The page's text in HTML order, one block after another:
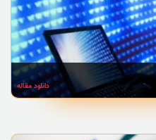
دانلود مقاله